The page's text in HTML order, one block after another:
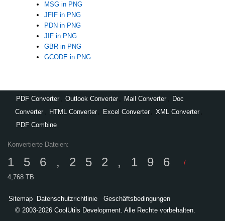
MSG in PNG
JFIF in PNG
PDN in PNG
JIF in PNG
GBR in PNG
GCODE in PNG
PDF Converter , Outlook Converter , Mail Converter ,
Doc
Converter , HTML Converter , Excel Converter , XML Converter ,
PDF Combine
Konvertierte Dateien:
156,252,196
/
4,768 TB
Sitemap Datenschutzrichtlinie
Geschäftsbedingungen
© 2003-2026 CoolUtils Development. Alle Rechte vorbehalten.